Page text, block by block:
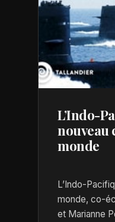
L’Indo-
nouveau
monde
L’Indo-
monde, co-
et Marianne